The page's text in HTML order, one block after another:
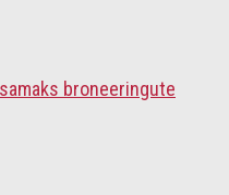
broneeringute